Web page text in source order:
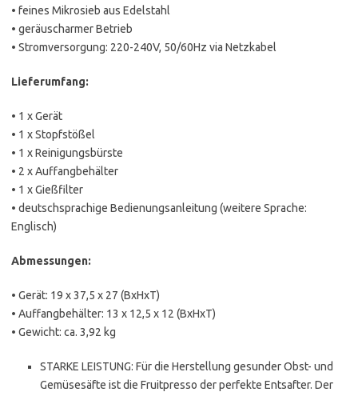
• feines Mikrosieb aus Edelstahl
• geräuscharmer Betrieb
• Stromversorgung: 220-240V, 50/60Hz via Netzkabel
Lieferumfang:
• 1 x Gerät
• 1 x Stopfstößel
• 1 x Reinigungsbürste
• 2 x Auffangbehälter
• 1 x Gießfilter
• deutschsprachige Bedienungsanleitung (weitere Sprache:
Englisch)
Abmessungen:
• Gerät: 19 x 37,5 x 27 (BxHxT)
• Auffangbehälter: 13 x 12,5 x 12 (BxHxT)
• Gewicht: ca. 3,92 kg
STARKE LEISTUNG: Für die Herstellung gesunder Obst- und
Gemüsesäfte ist die Fruitpresso der perfekte Entsafter. Der